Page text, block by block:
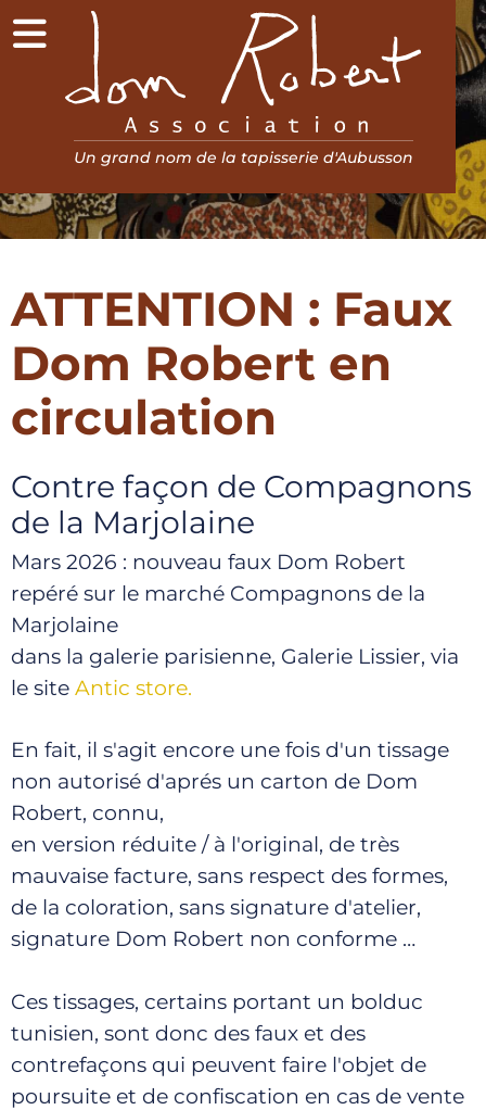
Menu
Association Dom Robert
Un grand nom de la tapisserie d'Aubusson
ATTENTION : Faux
Dom Robert en
circulation
Contre façon de Compagnons
de la Marjolaine
Mars 2026 : nouveau faux Dom Robert
repéré sur le marché Compagnons de la
Marjolaine
dans la galerie parisienne, Galerie Lissier, via
le site Antic store.
En fait, il s'agit encore une fois d'un tissage
non autorisé d'aprés un carton de Dom
Robert, connu,
en version réduite / à l'original, de très
mauvaise facture, sans respect des formes,
de la coloration, sans signature d'atelier,
signature Dom Robert non conforme …
Ces tissages, certains portant un bolduc
tunisien, sont donc des faux et des
contrefaçons qui peuvent faire l'objet de
poursuite et de confiscation en cas de vente